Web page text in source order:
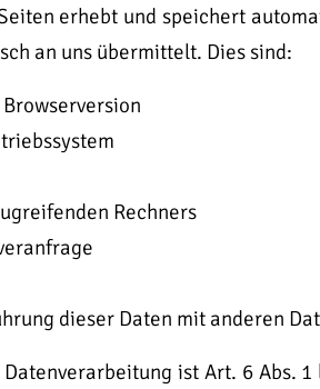
erhebt und speichert
an uns übermittelt. Dies sind:
Rechners
dieser Daten mit anderen
ist Art. 6 Abs.